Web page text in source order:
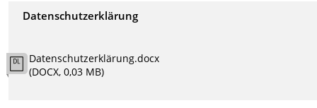
Datenschutzerklärung
Datenschutzerklärung.docx
(DOCX, 0,03 MB)